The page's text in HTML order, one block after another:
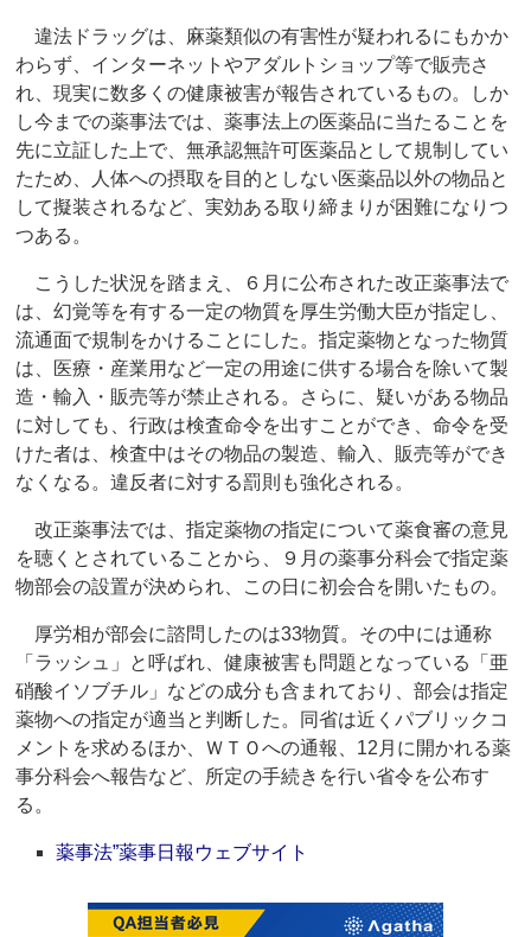
違法ドラッグは、麻薬類似の有害性が疑われるにもかか
わらず、インターネットやアダルトショップ等で販売さ
れ、現実に数多くの健康被害が報告されているもの。しか
し今までの薬事法では、薬事法上の医薬品に当たることを
先に立証した上で、無承認無許可医薬品として規制してい
たため、人体への摂取を目的としない医薬品以外の物品と
して擬装されるなど、実効ある取り締まりが困難になりつ
つある。
こうした状況を踏まえ、６月に公布された改正薬事法で
は、幻覚等を有する一定の物質を厚生労働大臣が指定し、
流通面で規制をかけることにした。指定薬物となった物質
は、医療・産業用など一定の用途に供する場合を除いて製
造・輸入・販売等が禁止される。さらに、疑いがある物品
に対しても、行政は検査命令を出すことができ、命令を受
けた者は、検査中はその物品の製造、輸入、販売等ができ
なくなる。違反者に対する罰則も強化される。
改正薬事法では、指定薬物の指定について薬食審の意見
を聴くとされていることから、９月の薬事分科会で指定薬
物部会の設置が決められ、この日に初会合を開いたもの。
厚労相が部会に諮問したのは33物質。その中には通称
「ラッシュ」と呼ばれ、健康被害も問題となっている「亜
硝酸イソブチル」などの成分も含まれており、部会は指定
薬物への指定が適当と判断した。同省は近くパブリックコ
メントを求めるほか、ＷＴＯへの通報、12月に開かれる薬
事分科会へ報告など、所定の手続きを行い省令を公布す
る。
薬事法”薬事日報ウェブサイト